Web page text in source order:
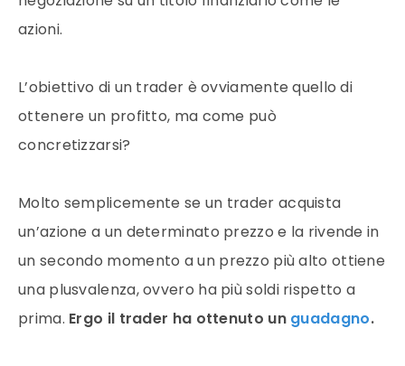
azioni.
L’obiettivo di un trader è ovviamente quello di
ottenere un profitto, ma come può
concretizzarsi?
Molto semplicemente se un trader acquista
un’azione a un determinato prezzo e la rivende in
un secondo momento a un prezzo più alto ottiene
una plusvalenza, ovvero ha più soldi rispetto a
prima. Ergo il trader ha ottenuto un guadagno.